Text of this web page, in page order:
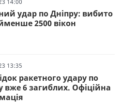
удар по Дніпру: вибито
2500 вікон
13:35
ракетного удару по
вже 6 загиблих. Офіційна